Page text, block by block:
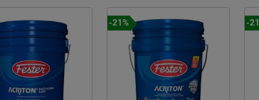
-21% -